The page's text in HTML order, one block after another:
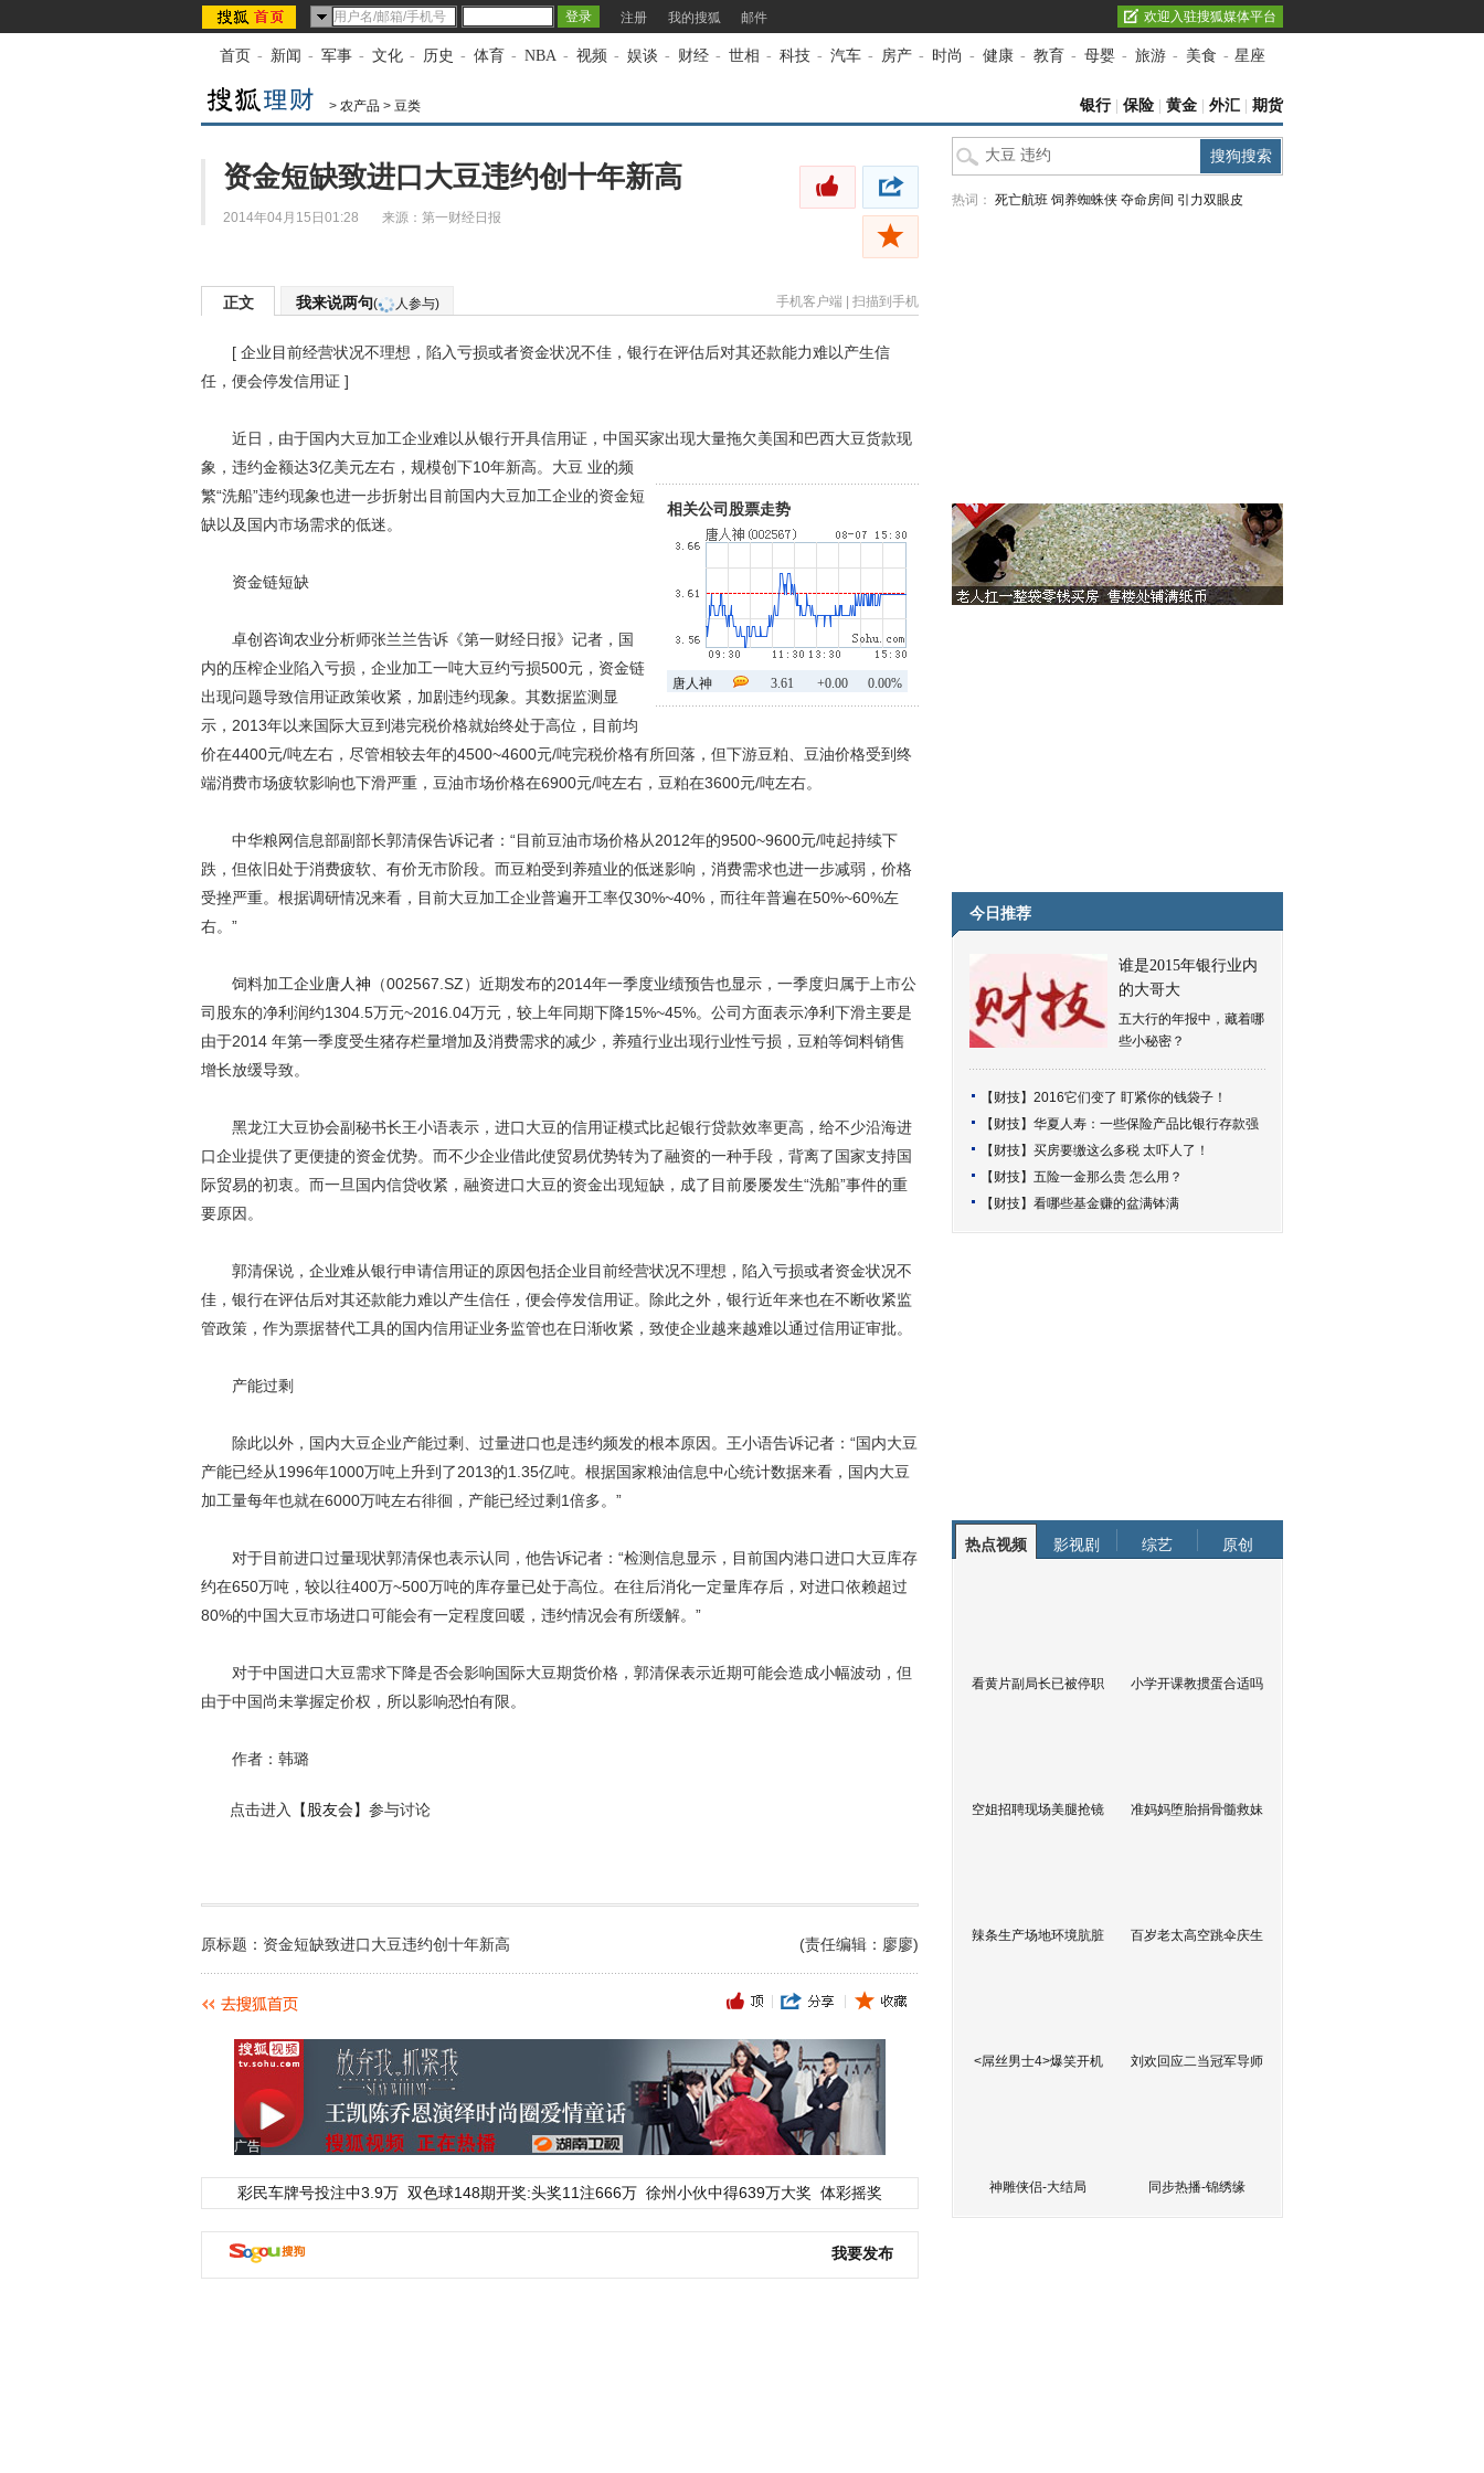
注册 我的搜狐 邮件 欢迎入驻搜狐媒体平台
首页 - 新闻 - 军事 - 文化 - 历史 - 体育 - NBA - 视频 - 娱谈 - 财经 - 世相 - 科技 - 汽车 - 房产 - 时尚 - 健康 - 教育 - 母婴 - 旅游 - 美食 - 星座
> 农产品 > 豆类 银行| 保险 黄金 外汇 期货
资金短缺致进口大豆违约创十年新高
2014年04月15日01:28 来源： 第一财经日报
正文 我来说两句( 人参与) 手机客户端 扫描到手机
[ 企业目前经营状况不理想，陷入亏损或者资金状况不佳，银行在评估后对其还款能力难以产生信
任，便会停发信用证 ]
近日，由于国内大豆加工企业难以从银行开具信用证，中国买家出现大量拖欠美国和巴西大豆货款现
象，违约金额达3亿美元左右，规模创下10年新高。大豆
相关公司股票走势
唐人神 3.61 +0.00 0.00%
业的频
繁“洗船”违约现象也进一步折射出目前国内大豆加工企业的资金短
缺以及国内市场需求的低迷。
资金链短缺
卓创咨询农业分析师张兰兰告诉《第一财经日报》记者，国
内的压榨企业陷入亏损，企业加工一吨大豆约亏损500元，资金链
出现问题导致信用证政策收紧，加剧违约现象。其数据监测显
示，2013年以来国际大豆到港完税价格就始终处于高位，目前均
价在4400元/吨左右，尽管相较去年的4500~4600元/吨完税价格有所回落，但下游豆粕、豆油价格受到终
端消费市场疲软影响也下滑严重，豆油市场价格在6900元/吨左右，豆粕在3600元/吨左右。
中华粮网信息部副部长郭清保告诉记者：“目前豆油市场价格从2012年的9500~9600元/吨起持续下
跌，但依旧处于消费疲软、有价无市阶段。而豆粕受到养殖业的低迷影响，消费需求也进一步减弱，价格
受挫严重。根据调研情况来看，目前大豆加工企业普遍开工率仅30%~40%，而往年普遍在50%~60%左
右。”
饲料加工企业唐人神 （002567.SZ）近期发布的2014年一季度业绩预告也显示，一季度归属于上市公
司股东的净利润约1304.5万元~2016.04万元，较上年同期下降15%~45%。公司方面表示净利下滑主要是
由于2014 年第一季度受生猪存栏量增加及消费需求的减少，养殖行业出现行业性亏损，豆粕等饲料销售
增长放缓导致。
黑龙江大豆协会副秘书长王小语表示，进口大豆的信用证模式比起银行贷款效率更高，给不少沿海进
口企业提供了更便捷的资金优势。而不少企业借此使贸易优势转为了融资的一种手段，背离了国家支持国
际贸易的初衷。而一旦国内信贷收紧，融资进口大豆的资金出现短缺，成了目前屡屡发生“洗船”事件的重
要原因。
郭清保说，企业难从银行申请信用证的原因包括企业目前经营状况不理想，陷入亏损或者资金状况不
佳，银行在评估后对其还款能力难以产生信任，便会停发信用证。除此之外，银行近年来也在不断收紧监
管政策，作为票据替代工具的国内信用证业务监管也在日渐收紧，致使企业越来越难以通过信用证审批。
产能过剩
除此以外，国内大豆企业产能过剩、过量进口也是违约频发的根本原因。王小语告诉记者：“国内大豆
产能已经从1996年1000万吨上升到了2013的1.35亿吨。根据国家粮油信息中心统计数据来看，国内大豆
加工量每年也就在6000万吨左右徘徊，产能已经过剩1倍多。”
对于目前进口过量现状郭清保也表示认同，他告诉记者：“检测信息显示，目前国内港口进口大豆库存
约在650万吨，较以往400万~500万吨的库存量已处于高位。在往后消化一定量库存后，对进口依赖超过
80%的中国大豆市场进口可能会有一定程度回暖，违约情况会有所缓解。”
对于中国进口大豆需求下降是否会影响国际大豆期货价格，郭清保表示近期可能会造成小幅波动，但
由于中国尚未掌握定价权，所以影响恐怕有限。
作者：韩璐
点击进入 【股友会】 参与讨论
(责任编辑：廖廖)
原标题：资金短缺致进口大豆违约创十年新高
广告
彩民车牌号投注中3.9万 双色球148期开奖:头奖11注666万 徐州小伙中得639万大奖 体彩摇奖
我要发布
热词： 死亡航班 饲养蜘蛛侠 夺命房间 引力双眼皮
今日推荐
谁是2015年银行业内
的大哥大
五大行的年报中，藏着哪
些小秘密？
【财技】 2016它们变了 盯紧你的钱袋子！
【财技】 华夏人寿：一些保险产品比银行存款强
【财技】 买房要缴这么多税 太吓人了！
【财技】 五险一金那么贵 怎么用？
【财技】 看哪些基金赚的盆满钵满
热点视频 影视剧 综艺 原创
看黄片副局长已被停职 小学开课教掼蛋合适吗
空姐招聘现场美腿抢镜 准妈妈堕胎捐骨髓救妹
辣条生产场地环境肮脏 百岁老太高空跳伞庆生
<屌丝男士4>爆笑开机 刘欢回应二当冠军导师
神雕侠侣-大结局 同步热播-锦绣缘